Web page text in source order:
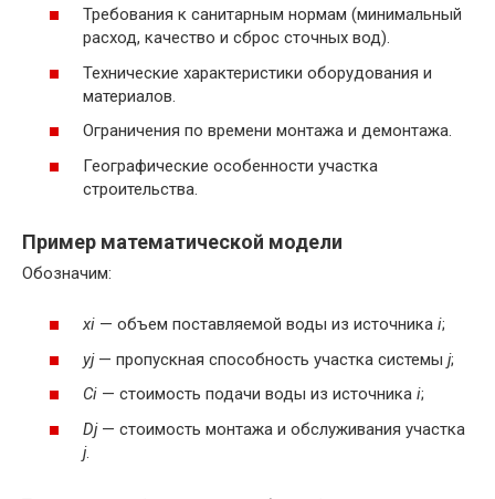
Требования к санитарным нормам (минимальный
расход, качество и сброс сточных вод).
Технические характеристики оборудования и
материалов.
Ограничения по времени монтажа и демонтажа.
Географические особенности участка
строительства.
Пример математической модели
Обозначим:
xi — объем поставляемой воды из источника i;
yj— пропускная способность участка системы j;
Ci — стоимость подачи воды из источника i;
Dj— стоимость монтажа и обслуживания участка
j.